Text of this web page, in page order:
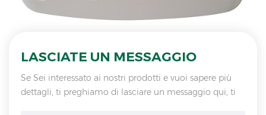
LASCIATE UN MESSAGGIO
Se Sei interessato ai nostri prodotti e vuoi sapere più
dettagli, ti preghiamo di lasciare un messaggio qui, ti